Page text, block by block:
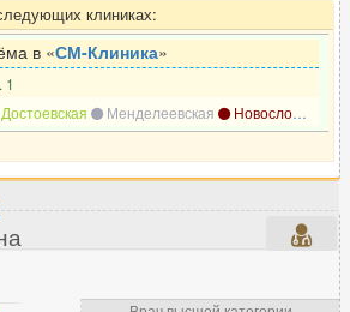
клиниках:
в «СМ-Клиника»
Менделеевская Новослободская